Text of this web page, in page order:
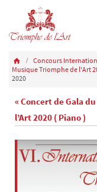
Concours
Musique Triomphe de l'Art
2020
« Concert de Gala
l’Art 2020 ( Piano )